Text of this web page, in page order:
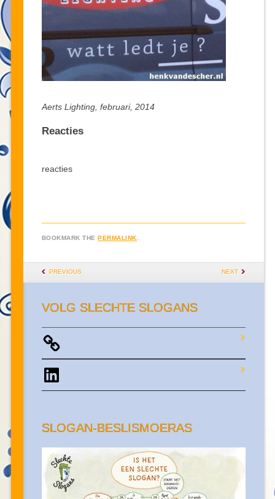
Aerts Lighting, februari, 2014
Reacties
reacties
BOOKMARK THEPERMALINK.
POST NAVIGATION
PREVIOUS NEXT
VOLG SLECHTE SLOGANS
LinkedIn
SLOGAN-BESLISMOERAS